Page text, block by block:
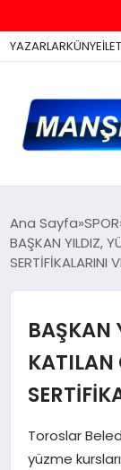
YAZARLARKÜNYE
ASAYİŞ
EKONOMİ
Ana Sayfa SPOR
BAŞKAN YILDIZ,
SERTİFİKALARINI
BAŞKAN
KATILAN
Toroslar
yüzme